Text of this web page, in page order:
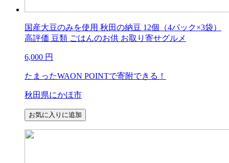
国産大豆のみを使用 秋田の納豆 12個（4パック×3袋）
高評価 豆類 ごはんのお供 お取り寄せグルメ
6,000 円
たまったWAON POINTで寄附できる！
秋田県にかほ市
お気に入りに追加